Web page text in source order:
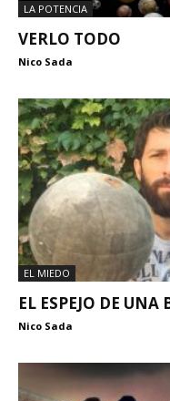
LA POTENCIA
VERLO TODO
Nico Sada
EL MIEDO
EL ESPEJO DE UNA
Nico Sada